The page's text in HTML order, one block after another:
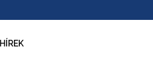
HÍREK